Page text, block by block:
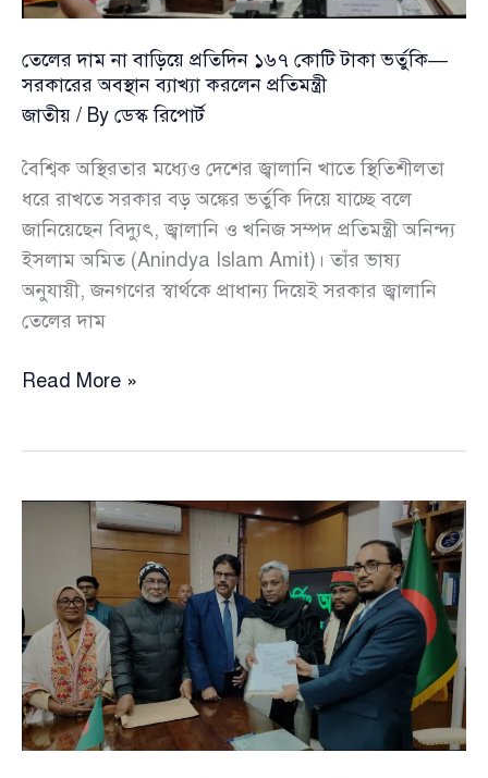
নতুন
তেলের দাম না বাড়িয়ে প্রতিদিন ১৬৭ কোটি টাকা ভর্তুকি—
সরকারের অবস্থান ব্যাখ্যা করলেন প্রতিমন্ত্রী
জাতীয় / By ডেস্ক রিপোর্ট
বৈশ্বিক অস্থিরতার মধ্যেও দেশের জ্বালানি খাতে স্থিতিশীলতা
ধরে রাখতে সরকার বড় অঙ্কের ভর্তুকি দিয়ে যাচ্ছে বলে
জানিয়েছেন বিদ্যুৎ, জ্বালানি ও খনিজ সম্পদ প্রতিমন্ত্রী অনিন্দ্য
ইসলাম অমিত (Anindya Islam Amit)। তাঁর ভাষ্য
অনুযায়ী, জনগণের স্বার্থকে প্রাধান্য দিয়েই সরকার জ্বালানি
তেলের দাম
তেলের
প্রতিদিন
টাকা
ভর্তুকি
—
সরকারের
অবস্থান
ব্যাখ্যা
Read More »